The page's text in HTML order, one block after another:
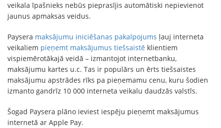
veikala īpašnieks nebūs pieprasījis automātiski nepievienot
jaunus apmaksas veidus.
Paysera maksājumu iniciēšanas pakalpojums ļauj interneta
veikaliem pieņemt maksājumus tiešsaistē klientiem
vispiemērotākajā veidā – izmantojot internetbanku,
maksājumu kartes u.c. Tas ir populārs un ērts tiešsaistes
maksājumu apstrādes rīks pa pieņemamu cenu, kuru šodien
izmanto gandrīz 10 000 interneta veikalu daudzās valstīs.
Šogad Paysera plāno ieviest iespēju pieņemt maksājumus
internetā ar Apple Pay.